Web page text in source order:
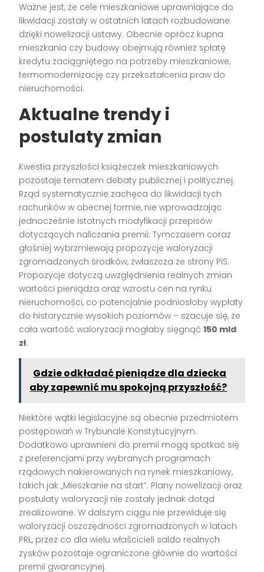
Ważne jest, że cele mieszkaniowe uprawniające do
likwidacji zostały w ostatnich latach rozbudowane
dzięki nowelizacji ustawy. Obecnie oprócz kupna
mieszkania czy budowy obejmują również spłatę
kredytu zaciągniętego na potrzeby mieszkaniowe,
termomodernizację czy przekształcenia praw do
nieruchomości.
Aktualne trendy i
postulaty zmian
Kwestia przyszłości książeczek mieszkaniowych
pozostaje tematem debaty publicznej i politycznej.
Rząd systematycznie zachęca do likwidacji tych
rachunków w obecnej formie, nie wprowadzając
jednocześnie istotnych modyfikacji przepisów
dotyczących naliczania premii. Tymczasem coraz
głośniej wybrzmiewają propozycje waloryzacji
zgromadzonych środków, zwłaszcza ze strony PiS.
Propozycje dotyczą uwzględnienia realnych zmian
wartości pieniądza oraz wzrostu cen na rynku
nieruchomości, co potencjalnie podniosłoby wypłaty
do historycznie wysokich poziomów – szacuje się, że
cała wartość waloryzacji mogłaby sięgnąć150 mld
zł.
Gdzie odkładać pieniądze dla dziecka
aby zapewnić mu spokojną przyszłość?
Niektóre wątki legislacyjne są obecnie przedmiotem
postępowań w Trybunale Konstytucyjnym.
Dodatkowo uprawnieni do premii mogą spotkać się
z preferencjami przy wybranych programach
rządowych nakierowanych na rynek mieszkaniowy,
takich jak „Mieszkanie na start”. Plany nowelizacji oraz
postulaty waloryzacji nie zostały jednak dotąd
zrealizowane. W dalszym ciągu nie przewiduje się
waloryzacji oszczędności zgromadzonych w latach
PRL, przez co dla wielu właścicieli saldo realnych
zysków pozostaje ograniczone głównie do wartości
premii gwarancyjnej.